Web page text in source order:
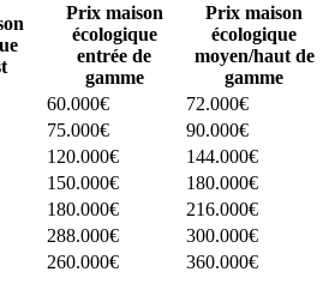
Prix maison
écologique
entrée de
gamme
Prix maison
écologique
moyen/haut de
gamme
60.000€
72.000€
75.000€
90.000€
120.000€
144.000€
150.000€
180.000€
180.000€
216.000€
288.000€
300.000€
260.000€ 360.000€